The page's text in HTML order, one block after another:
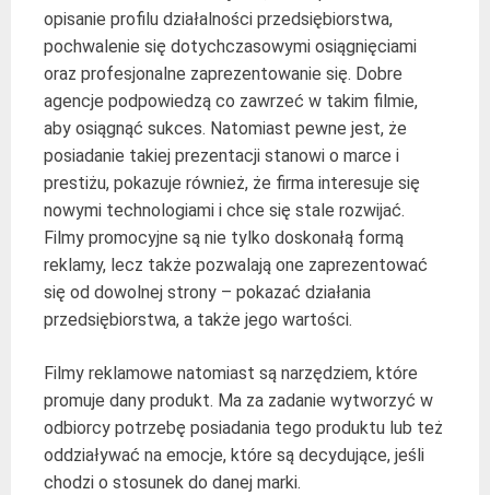
opisanie profilu działalności przedsiębiorstwa,
pochwalenie się dotychczasowymi osiągnięciami
oraz profesjonalne zaprezentowanie się. Dobre
agencje podpowiedzą co zawrzeć w takim filmie,
aby osiągnąć sukces. Natomiast pewne jest, że
posiadanie takiej prezentacji stanowi o marce i
prestiżu, pokazuje również, że firma interesuje się
nowymi technologiami i chce się stale rozwijać.
Filmy promocyjne są nie tylko doskonałą formą
reklamy, lecz także pozwalają one zaprezentować
się od dowolnej strony – pokazać działania
przedsiębiorstwa, a także jego wartości.
Filmy reklamowe natomiast są narzędziem, które
promuje dany produkt. Ma za zadanie wytworzyć w
odbiorcy potrzebę posiadania tego produktu lub też
oddziaływać na emocje, które są decydujące, jeśli
chodzi o stosunek do danej marki.